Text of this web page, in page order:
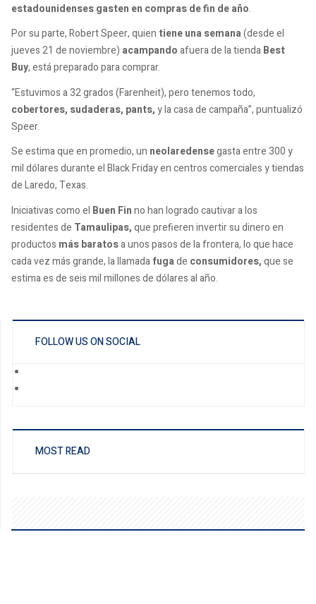
estadounidenses gasten en compras de fin de año.
Por su parte, Robert Speer, quien tiene una semana(desde el
jueves 21 de noviembre) acampandoafuera de la tiendaBest
Buy, está preparado para comprar.
“Estuvimos a 32 grados (Farenheit), pero tenemos todo,
cobertores, sudaderas, pants,y la casa de campaña”, puntualizó
Speer.
Se estima que en promedio, un neolaredensegasta entre 300 y
mil dólares durante el Black Friday en centros comerciales y tiendas
de Laredo, Texas.
Iniciativas como el Buen Finno han logrado cautivar a los
residentes de Tamaulipas,que prefieren invertir su dinero en
productos más baratosa unos pasos de la frontera, lo que hace
cada vez más grande, la llamadafugade consumidores,que se
estima es de seis mil millones de dólares al año.
FOLLOW US ON SOCIAL
MOST READ